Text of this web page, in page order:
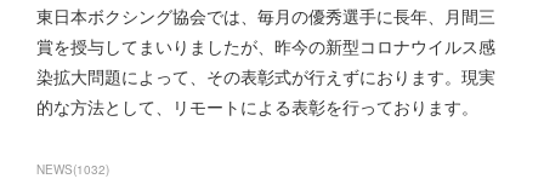
東日本ボクシング協会では、毎月の優秀選手に長年、月間三
賞を授与してまいりましたが、昨今の新型コロナウイルス感
染拡大問題によって、その表彰式が行えずにおります。現実
的な方法として、リモートによる表彰を行っております。
NEWS(1032)